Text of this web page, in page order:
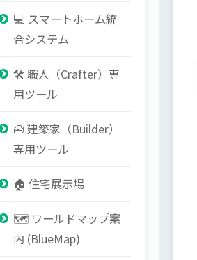
💻 スマートホーム統
合システム
🛠️ 職人（Crafter）専
用ツール
🧰 建築家（Builder）
専用ツール
🏠 住宅展示場
🗺️ ワールドマップ案
内 (BlueMap)